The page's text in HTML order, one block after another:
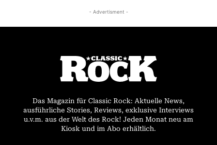
- Advertisment -
Das Magazin für Classic Rock: Aktuelle News,
ausführliche Stories, Reviews, exklusive Interviews
u.v.m. aus der Welt des Rock! Jeden Monat neu am
Kiosk und im Abo erhältlich.